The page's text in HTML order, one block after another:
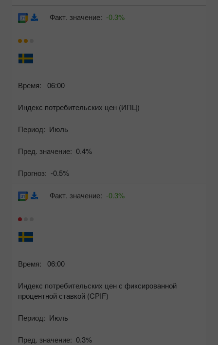
Время: 06:00
Индекс потребительских цен (ИПЦ)
Период: Июль
Пред. значение: 0.4%
Прогноз: -0.5%
Факт. значение: -0.3%
Время: 06:00
Индекс потребительских цен с фиксированной
процентной ставкой (CPIF)
Период: Июль
Пред. значение: 0.3%
Факт. значение: -0.3%